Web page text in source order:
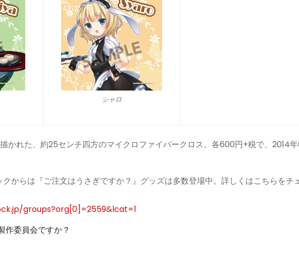
シャロ
かれた、約25センチ四方のマイクロファイバークロス。各600円+税で、2014
からは『ご注文はうさぎですか？』グッズは多数登場中。詳しくはこちらをチ
groups?org[0]=2559&lcat=1
作委員会ですか？